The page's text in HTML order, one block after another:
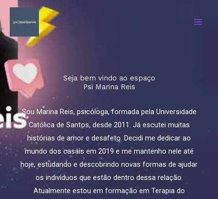
para
o
conteúdo
Seja bem vindo ao espaço
Psi Marina Reis
Sou Marina Reis, psicóloga, formada pela Universidade
Católica de Santos, desde 2011. Já escutei muitas
histórias de amor e desafeto. Decidi me dedicar ao
mundo dos casais em 2019 e me mantenho nele até
hoje, estudando e descobrindo novas formas de ajudar
os indivíduos que estão dentro dessa relação.
Atualmente estou em formação em Terapia do